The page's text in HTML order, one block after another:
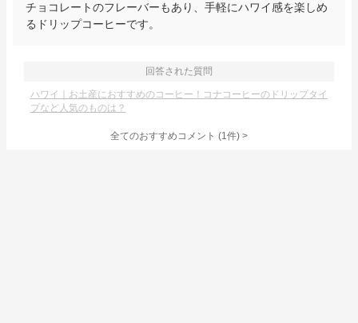
チョコレートのフレーバーもあり、手軽にハワイ感を楽しめ
るドリップコーヒーです。
回答された質問
ハワイ｜お土産におすすめのコーヒー！コナコーヒーのドリップタイ
プなど人気のものは？
全てのおすすめコメント (1件) >